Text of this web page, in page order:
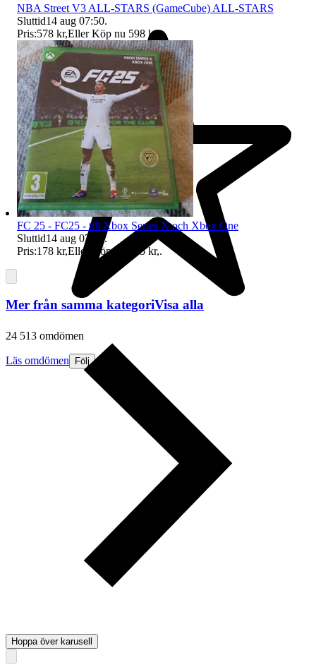
24 513 omdömen
Läs omdömen Följ
NBA Street V3 ALL-STARS (GameCube) ALL-STARS
Sluttid14 aug 07:50.
Pris:578 kr,Eller Köp nu 598 kr,.
FC 25 - FC25 - till Xbox Series X och Xbox One
Sluttid14 aug 07:50 .
Pris:178 kr,Eller Köp nu 195 kr,.
Mer från samma kategoriVisa alla
Hoppa över karusell